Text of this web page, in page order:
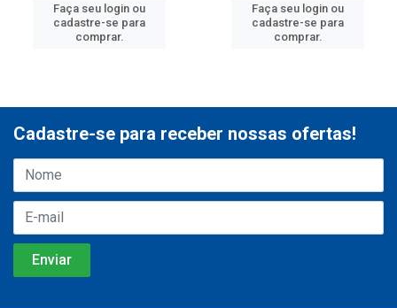
Faça seu login ou
cadastre-se para
comprar.
Faça seu login ou
cadastre-se para
comprar.
Cadastre-se para receber nossas ofertas!